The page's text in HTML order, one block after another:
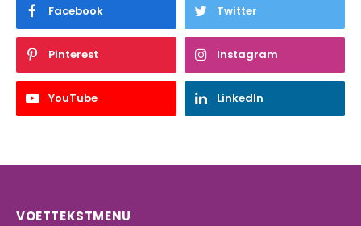
Facebook Twitter
Pinterest Instagram
YouTube LinkedIn
VOETTEKSTMENU